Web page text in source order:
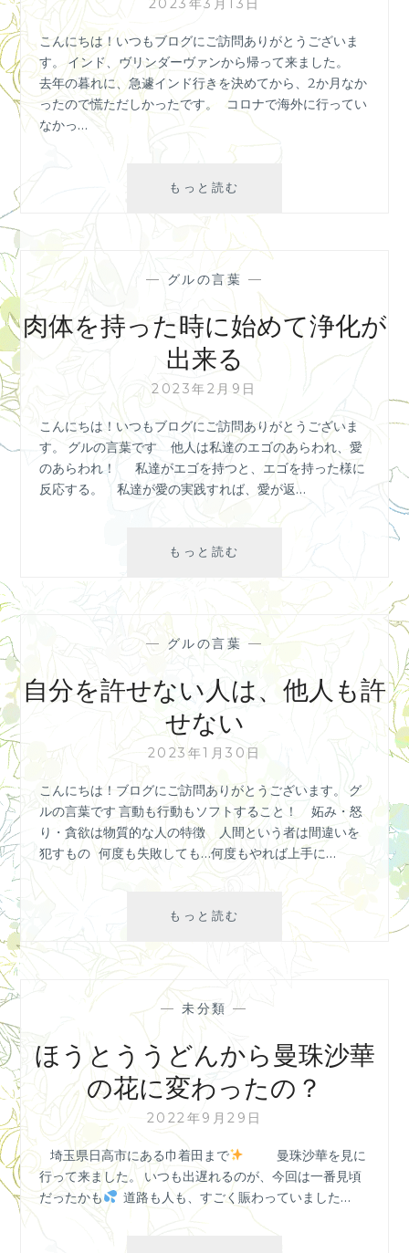
ァ
ン
の
旅
2023年3月13日
こんにちは！いつもブログにご訪問ありがとうございま
す。 インド、ヴリンダーヴァンから帰って来ました。
去年の暮れに、急遽インド行きを決めてから、2か月なか
ったので慌ただしかったです。 コロナで海外に行ってい
なかっ…
もっと読む
ン
ダ
ー
ヴ
ァ
ン
礼
の
旅
— グルの言葉 —
肉体を持った時に始めて浄化が
出来る
2023年2月9日
こんにちは！いつもブログにご訪問ありがとうございま
す。 グルの言葉です 他人は私達のエゴのあらわれ、愛
のあらわれ！ 私達がエゴを持つと、エゴを持った様に
反応する。 私達が愛の実践すれば、愛が返…
もっと読む
を
っ
た
に
始
て
浄
化
が
出
来
— グルの言葉 —
自分を許せない人は、他人も許
せない
2023年1月30日
こんにちは！ブログにご訪問ありがとうございます。 グ
ルの言葉です 言動も行動もソフトすること！ 妬み・怒
り・貪欲は物質的な人の特徴 人間という者は間違いを
犯すもの 何度も失敗しても…何度もやれば上手に…
もっと読む
人
は、
他
人
せ
な
—未分類 —
ほうとううどんから曼珠沙華
の花に変わったの？
2022年9月29日
埼玉県日高市にある巾着田まで
⁡ ⁡ 曼珠沙華を見に
行って来ました⁡。 いつも出遅れるのが、今回は一番見頃
だったかも
⁡ ⁡ 道路も人も、すごく賑わって⁡いました…